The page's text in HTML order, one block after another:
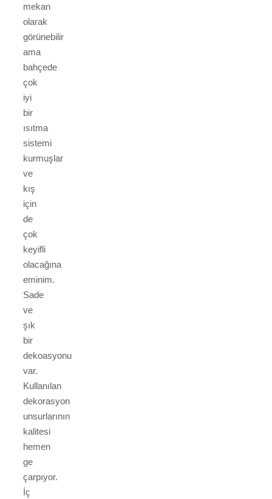
mekan
olarak
görünebilir
ama
bahçede
çok
iyi
bir
ısıtma
sistemi
kurmuşlar
ve
kış
için
de
çok
keyifli
olacağına
eminim.
Sade
ve
şık
bir
dekoasyonu
var.
Kullanılan
dekorasyon
unsurlarının
kalitesi
hemen
ge
çarpıyor.
İç